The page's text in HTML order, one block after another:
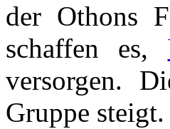
der Othons
schaffen es,
versorgen.
Gruppe steigt.